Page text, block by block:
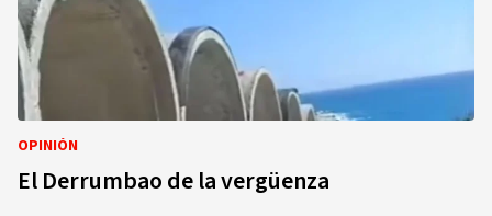
OPINIÓN
El Derrumbao de la vergüenza